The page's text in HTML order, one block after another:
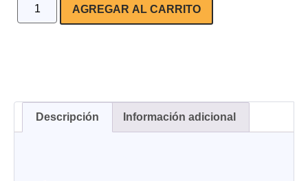
AGREGAR AL CARRITO
Descripción Información adicional